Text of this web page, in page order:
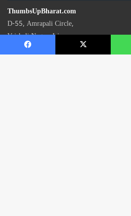
ThumbsUpBharat.com
D-55, Amrapali Circle,
Vaishali Nagar, Jaipur
Rajasthan - 302021